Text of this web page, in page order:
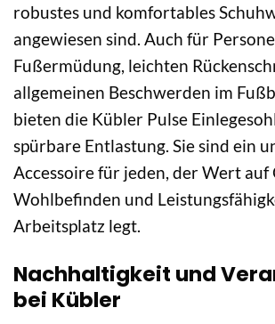
robustes und komfortables
angewiesen sind. Auch für
Fußermüdung, leichten
allgemeinen Beschwerden im
bieten die Kübler Pulse
spürbare Entlastung. Sie sind ein
Accessoire für jeden, der Wert auf
Wohlbefinden und
Arbeitsplatz legt.
Nachhaltigkeit und
bei Kübler